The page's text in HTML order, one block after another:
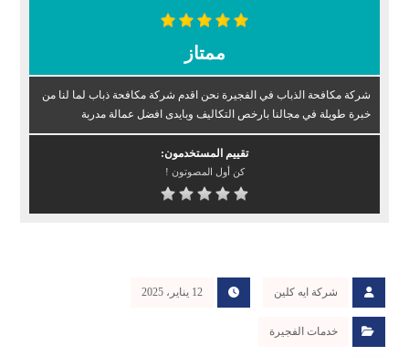
ممتاز
شركة مكافحة الذباب في الفجيرة نحن اقدم شركة مكافحة ذباب لما لنا من
خبرة طويلة في مجالنا بارخص التكاليف وبايدى افضل عمالة مدربة
تقييم المستخدمون:
كن أول المصوتون !
شركة ايه كلين 12 يناير، 2025
خدمات الفجيرة